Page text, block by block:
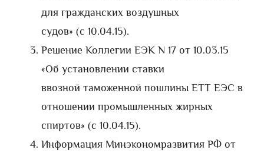
для гражданских воздушных
судов» (с 10.04.15).
Решение Коллегии ЕЭК N 17 от 10.03.15
«Об установлении ставки
ввозной таможенной пошлины ЕТТ ЕЭС в
отношении промышленных жирных
спиртов» (с 10.04.15).
Информация Минэкономразвития РФ от